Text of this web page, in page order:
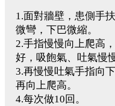
1.面對牆壁，患側手
微彎，下巴微縮。
2.手指慢慢向上爬高
好，吸飽氣、吐氣慢
3.再慢慢吐氣手指向
再向上爬高。
4.每次做10回。